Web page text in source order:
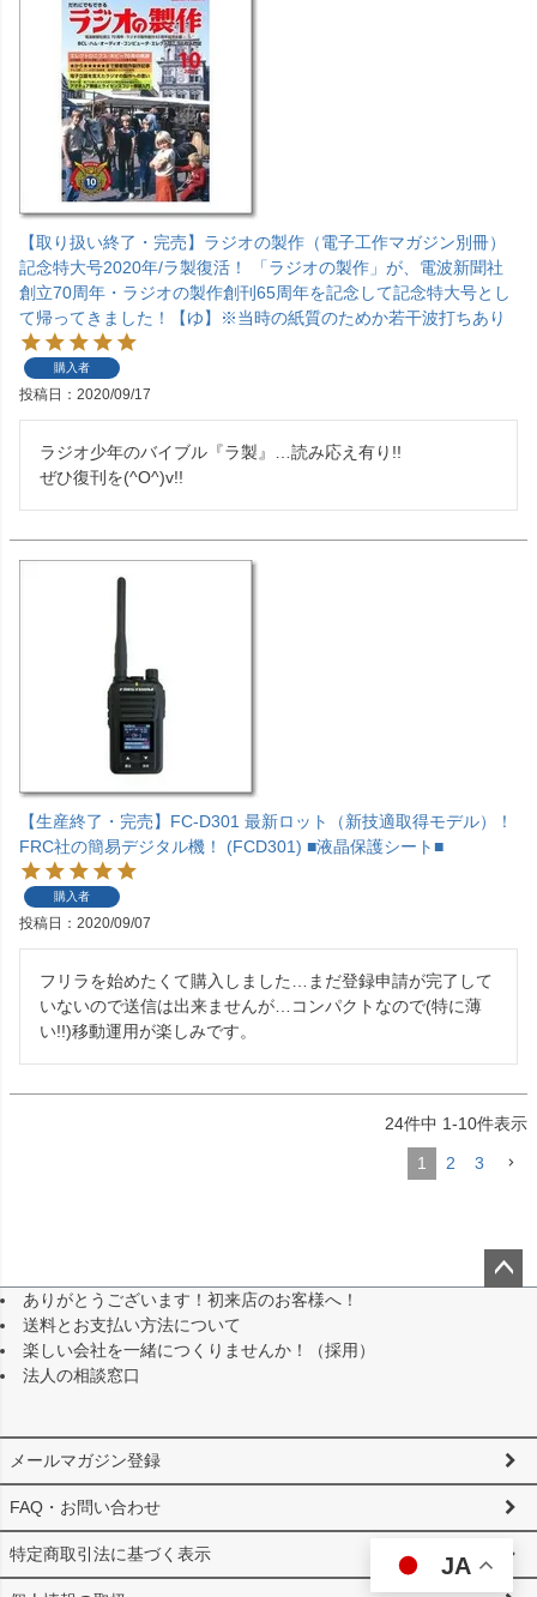
JA
【取り扱い終了・完売】ラジオの製作（電子工作マガジン別冊）
記念特大号2020年/ラ製復活！ 「ラジオの製作」が、電波新聞社
創立70周年・ラジオの製作創刊65周年を記念して記念特大号とし
て帰ってきました！【ゆ】※当時の紙質のためか若干波打ちあり
購入者
投稿日 2020/09/17
ラジオ少年のバイブル『ラ製』…読み応え有り!!
ぜひ復刊を(^O^)v!!
【生産終了・完売】FC-D301 最新ロット（新技適取得モデル）！
FRC社の簡易デジタル機！ (FCD301) ■液晶保護シート■
購入者
投稿日 2020/09/07
フリラを始めたくて購入しました…まだ登録申請が完了して
いないので送信は出来ませんが…コンパクトなので(特に薄
い!!)移動運用が楽しみです。
24件中 1-10件表示
1 2 3
ありがとうございます！初来店のお客様へ！
送料とお支払い方法について
楽しい会社を一緒につくりませんか！（採用）
法人の相談窓口
メールマガジン登録
FAQ・お問い合わせ
特定商取引法に基づく表示